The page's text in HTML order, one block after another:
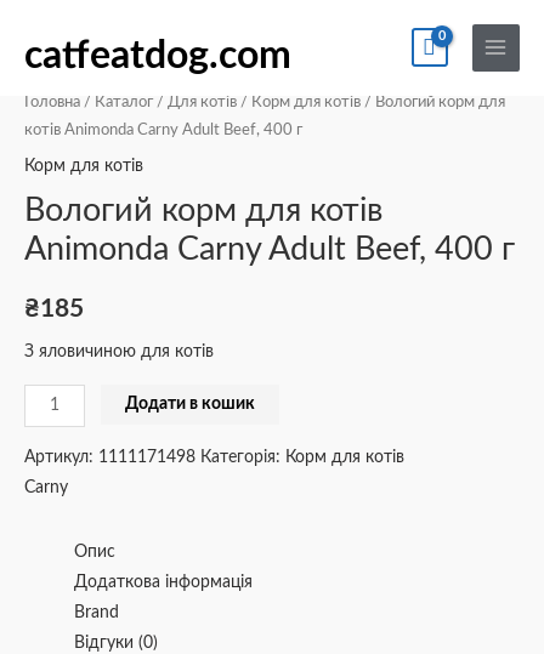
catfeatdog.com
Main
Menu
Головна / Каталог / Для котів / Корм для котів / Вологий корм для
котів Animonda Carny Adult Beef, 400 г
Корм для котів
Вологий корм для котів
Animonda Carny Adult Beef, 400 г
₴185
З яловичиною для котів
Вологий
корм
для
котів
Animonda
Adult
Beef,
г
кількість
Додати в кошик
Артикул: 1111171498 Категорія: Корм для котів
Carny
Опис
Додаткова інформація
Brand
Відгуки (0)